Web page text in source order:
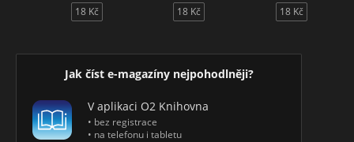
18 Kč 18 Kč 18 Kč
Jak číst e-magazíny nejpohodlněji?
V aplikaci O2 Knihovna
• bez registrace
• na telefonu i tabletu